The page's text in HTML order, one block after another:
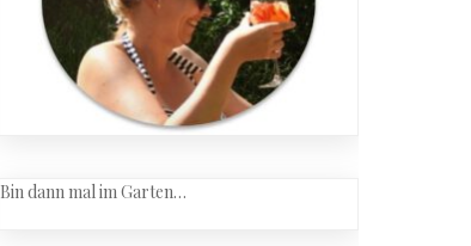
Bin dann mal im Garten…